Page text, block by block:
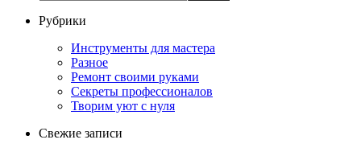
Рубрики
Инструменты для мастера
Разное
Ремонт своими руками
Секреты профессионалов
Творим уют с нуля
Свежие записи